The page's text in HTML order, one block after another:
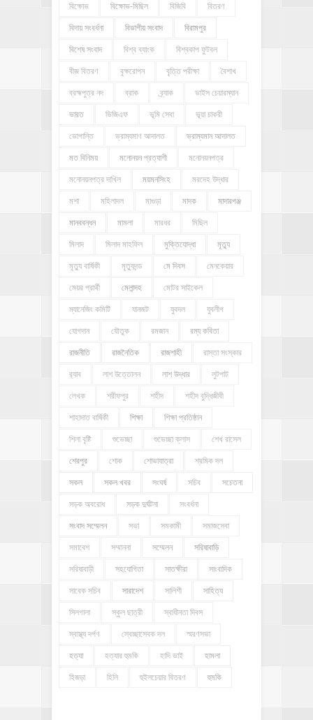
বিক্ষোভ বিক্ষোভ-মিছিল বিজিবি বিতরণ
বিদায় সংবর্ধনা বিভাগীয় সংবাদ বিরামপুর
বিশেষ সংবাদ বিশ্ব ব্যাংক বিশ্বকাপ ফুটবল
বীজ বিতরণ বৃক্ষরোপন বৃত্তি পরীক্ষা বৈশাখ
ব্রহ্মপুত্র নদ ব্রাক ব্র্যাক ভাইস চেয়ারম্যান
ভারত ভিজিএফ ভূমি সেবা ভূয়া চাকরী
ভোগান্তি ভ্রাম্যমাণ আদালত ভ্রাম্যমান আদালত
মত বিনিময় মনোনয়ন প্রত্যাশী মনোনয়নপত্র
মনোনয়নপত্র দাখিল ময়মনসিংহ মরদেহ উদ্ধার
মশা মহিলাদল মাগুড়া মাদক মাদারগঞ্জ
মানববন্ধন মামলা মারধর মিছিল
মিলাদ মিলাদ মাহফিল মুক্তিযোদ্ধা মৃত্যু
মৃত্যু বার্ষিকী মৃত্যুদন্ড মে দিবস মেনকেয়ার
মেয়র প্রার্থী মেলান্দহ মোটর সাইকেল
ম্যানেজিং কমিটি যানজট যুবদল যুবলীগ
যোগদান যৌতুক রমজান রম্য কবিতা
রাজনীতি রাজনৈতিক রাজশাহী রাস্তা সংস্কার
র‍্যাব লাশ উত্তোলন লাশ উদ্ধার লুটপাট
লেখক শরীফপুর শহীদ শহীদ বুদ্ধিজীবী
শাহাদাত বার্ষিকী শিক্ষা শিক্ষা প্রতিষ্ঠান
শিলা বৃষ্টি শুভেচ্ছা শুভেচ্ছা ক্লাস শেখ রাসেল
শেরপুর শোক শোভাযাত্রা শ্রমিক দল
সকল সকল খবর সংঘর্ষ সচিব সচেতনা
সড়ক অবরোধ সড়ক দুর্ঘটনা সংবর্ধনা
সংবাদ সম্মেলন সভা সমকামী সমাজসেবা
সমাবেশ সম্মাননা সম্মেলন সরিষাবাড়ি
সরিষাবাড়ী সহযোগিতা সাতক্ষীরা সাংবাদিক
সাবেক সচিব সারাদেশ সালিশী সাহিত্য
সিলগালা স্কুল ছাত্রী স্বাধীনতা দিবস
স্বাস্থ্য দর্পণ স্বেচ্ছাসেবক দল স্মরণসভা
হত্যা হত্যার হুমকি হাদি ভাই হামলা
হিজড়া হিলি হুইলচেয়ার বিতরণ হুমকি